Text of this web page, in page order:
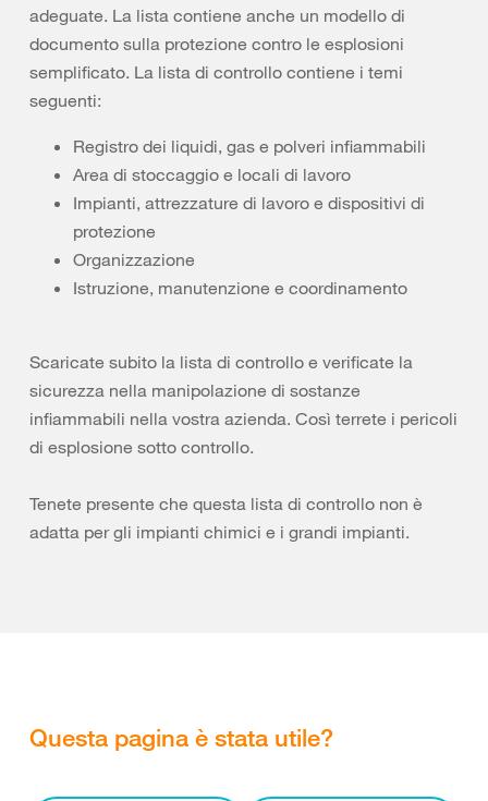
adeguate. La lista contiene anche un modello di
documento sulla protezione contro le esplosioni
semplificato. La lista di controllo contiene i temi
seguenti:
Registro dei liquidi, gas e polveri infiammabili
Area di stoccaggio e locali di lavoro
Impianti, attrezzature di lavoro e dispositivi di
protezione
Organizzazione
Istruzione, manutenzione e coordinamento
Scaricate subito la lista di controllo e verificate la
sicurezza nella manipolazione di sostanze
infiammabili nella vostra azienda. Così terrete i pericoli
di esplosione sotto controllo.
Tenete presente che questa lista di controllo non è
adatta per gli impianti chimici e i grandi impianti.
Questa pagina è stata utile?